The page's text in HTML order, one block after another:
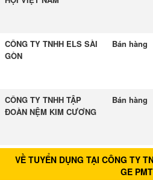
CÔNG TY TNHH ELS SÀI
GÒN
Bán hàng
CÔNG TY TNHH TẬP
ĐOÀN NỆM KIM CƯƠNG
Bán hàng
VỀ TUYỂN DỤNG TẠI CÔNG TY
GE